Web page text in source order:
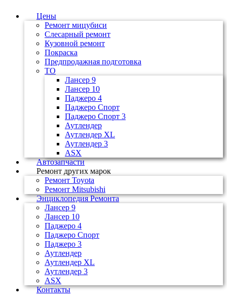
Цены
Ремонт мицубиси
Слесарный ремонт
Кузовной ремонт
Покраска
Предпродажная подготовка
ТО
Лансер 9
Лансер 10
Паджеро 4
Паджеро Спорт
Паджеро Спорт 3
Аутлендер
Аутлендер ХL
Аутлендер 3
ASX
Автозапчасти
Ремонт других марок
Ремонт Toyota
Ремонт Mitsubishi
Энциклопедия Ремонта
Лансер 9
Лансер 10
Паджеро 4
Паджеро Спорт
Паджеро 3
Аутлендер
Аутлендер ХL
Аутлендер 3
ASX
Контакты